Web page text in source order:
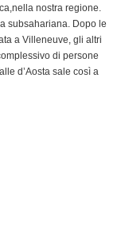
nostra regione.
subsahariana. Dopo le
a Villeneuve, gli altri
di persone
d’Aosta sale così a